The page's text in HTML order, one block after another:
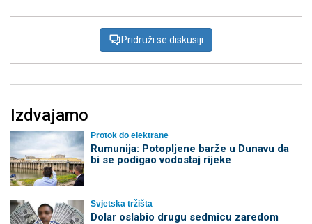
Pridruži se diskusiji
Izdvajamo
Protok do elektrane
Rumunija: Potopljene barže u Dunavu da
bi se podigao vodostaj rijeke
Svjetska tržišta
Dolar oslabio drugu sedmicu zaredom